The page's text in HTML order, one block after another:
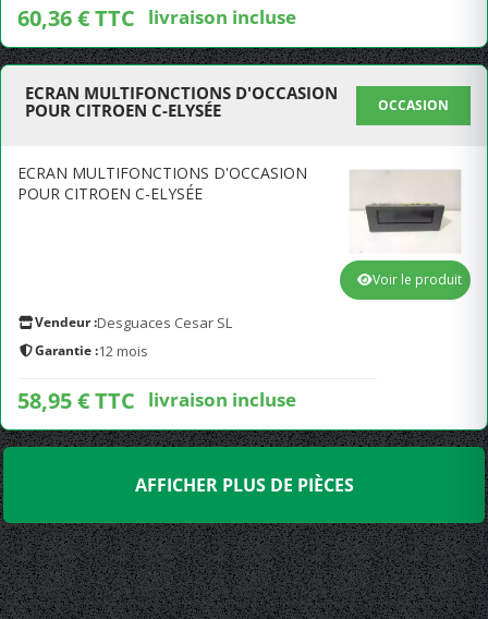
60,36 € TTC livraison incluse
ECRAN MULTIFONCTIONS D'OCCASION
POUR CITROEN C-ELYSÉE
OCCASION
ECRAN MULTIFONCTIONS D'OCCASION
POUR CITROEN C-ELYSÉE
Vendeur :Desguaces Cesar SL
Garantie :12 mois
58,95 € TTC livraison incluse
Voir le produit
AFFICHER PLUS DE PIÈCES